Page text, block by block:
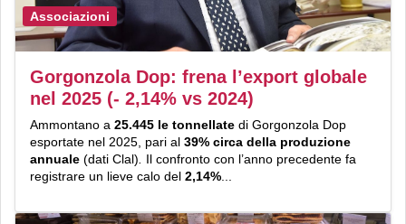
Associazioni
Gorgonzola Dop: frena l’export globale
nel 2025 (- 2,14% vs 2024)
Ammontano a 25.445 le tonnellate di Gorgonzola Dop
esportate nel 2025, pari al 39% circa della produzione
annuale (dati Clal)
Il confronto con l’anno precedente fa
registrare un lieve calo del 2,14%